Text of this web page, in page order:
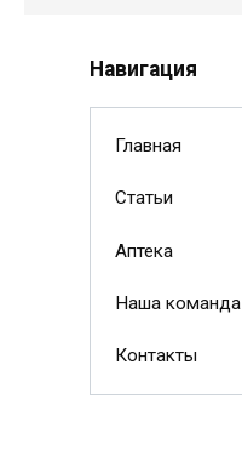
Навигация
Главная
Статьи
Аптека
Наша команда
Контакты